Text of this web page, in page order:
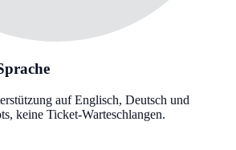
auf Englisch, Deutsch und
keine Ticket-Warteschlangen.